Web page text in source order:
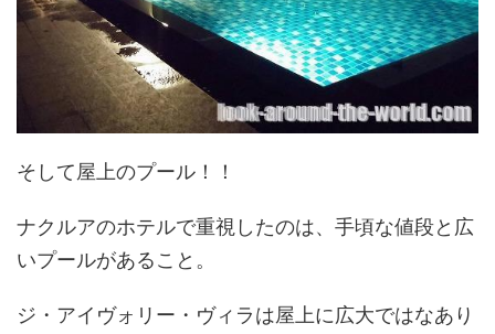
そして屋上のプール！！
ナクルアのホテルで重視したのは、手頃な値段と広
いプールがあること。
ジ・アイヴォリー・ヴィラは屋上に広大ではなあり